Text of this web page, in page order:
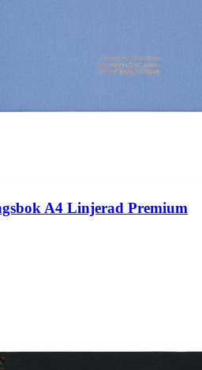
A4 Linjerad Premium